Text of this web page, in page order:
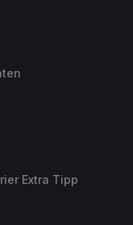
Extra Tipp